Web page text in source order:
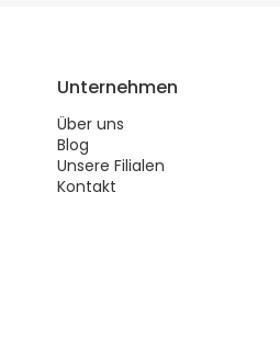
Unternehmen
Über uns
Blog
Unsere Filialen
Kontakt